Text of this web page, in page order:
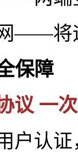
将远
保障
一次
认证